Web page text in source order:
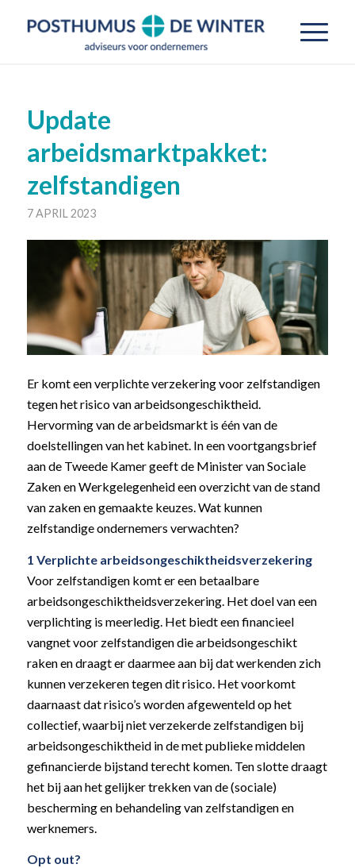
Update
arbeidsmarktpakket:
zelfstandigen
7 APRIL 2023
Er komt een verplichte verzekering voor zelfstandigen
tegen het risico van arbeidsongeschiktheid.
Hervorming van de arbeidsmarkt is één van de
doelstellingen van het kabinet. In een voortgangsbrief
aan de Tweede Kamer geeft de Minister van Sociale
Zaken en Werkgelegenheid een overzicht van de stand
van zaken en gemaakte keuzes. Wat kunnen
zelfstandige ondernemers verwachten?
1 Verplichte arbeidsongeschiktheidsverzekering
Voor zelfstandigen komt er een betaalbare
arbeidsongeschiktheidsverzekering. Het doel van een
verplichting is meerledig. Het biedt een financieel
vangnet voor zelfstandigen die arbeidsongeschikt
raken en draagt er daarmee aan bij dat werkenden zich
kunnen verzekeren tegen dit risico. Het voorkomt
daarnaast dat risico’s worden afgewenteld op het
collectief, waarbij niet verzekerde zelfstandigen bij
arbeidsongeschiktheid in de met publieke middelen
gefinancierde bijstand terecht komen. Ten slotte draagt
het bij aan het gelijker trekken van de (sociale)
bescherming en behandeling van zelfstandigen en
werknemers.
Opt out?